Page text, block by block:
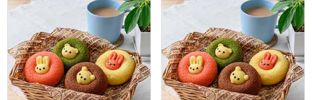
アニマルドーナツ 8個[ANM-20]【年間ギフト】
アニマルドーナツ 6個[ANM-